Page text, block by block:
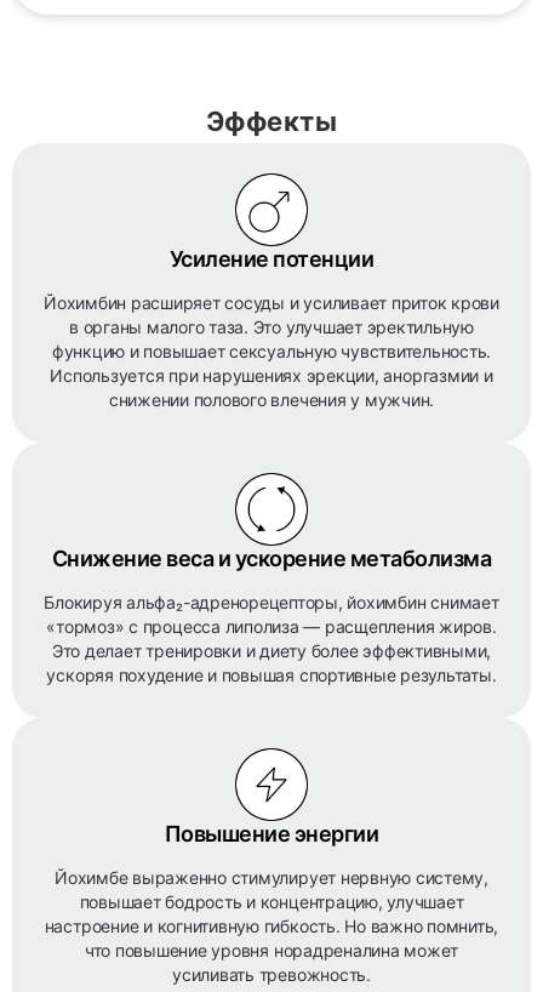
Эффекты
Усиление потенции
Йохимбин расширяет сосуды и усиливает приток крови
в органы малого таза. Это улучшает эректильную
функцию и повышает сексуальную чувствительность.
Используется при нарушениях эрекции, аноргазмии и
снижении полового влечения у мужчин.
Снижение веса и ускорение метаболизма
Блокируя альфа₂-адренорецепторы, йохимбин снимает
«тормоз» с процесса липолиза — расщепления жиров.
Это делает тренировки и диету более эффективными,
ускоряя похудение и повышая спортивные результаты.
Повышение энергии
Йохимбе выраженно стимулирует нервную систему,
повышает бодрость и концентрацию, улучшает
настроение и когнитивную гибкость. Но важно помнить,
что повышение уровня норадреналина может
усиливать тревожность.